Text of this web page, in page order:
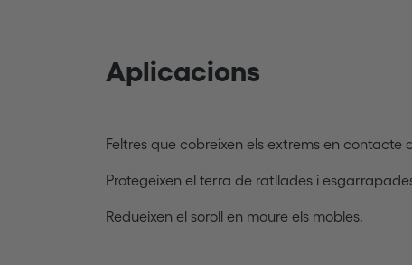
Aplicacions
Feltres que cobreixen els extrems en
Protegeixen el terra de ratllades i
Redueixen el soroll en moure els mobles.